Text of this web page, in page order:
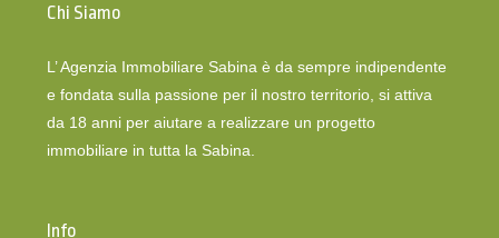
Chi Siamo
L’ Agenzia Immobiliare Sabina è da sempre indipendente
e fondata sulla passione per il nostro territorio, si attiva
da 18 anni per aiutare a realizzare un progetto
immobiliare in tutta la Sabina.
Info